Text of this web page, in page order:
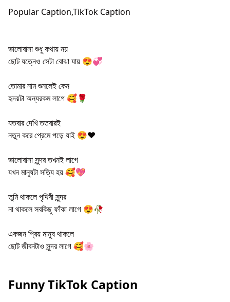
Popular Caption,TikTok Caption
ভালোবাসা শুধু কথায় নয়
ছোট যত্নেও সেটা বোঝা যায় 😍💞
তোমার নাম শুনলেই কেন
হৃদয়টা অন্যরকম লাগে 🥰🌹
যতবার দেখি ততবারই
নতুন করে প্রেমে পড়ে যাই 😍❤️
ভালোবাসা সুন্দর তখনই লাগে
যখন মানুষটা সত্যি হয় 🥰💖
তুমি থাকলে পৃথিবী সুন্দর
না থাকলে সবকিছু ফাঁকা লাগে 😍🥀
একজন প্রিয় মানুষ থাকলে
ছোট জীবনটাও সুন্দর লাগে 🥰🌸
Funny TikTok Caption